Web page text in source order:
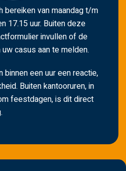
bereiken van maandag t/m
17.15 uur. Buiten deze
invullen of de
casus aan te melden.
een uur een reactie,
Buiten kantooruren, in
feestdagen, is dit direct